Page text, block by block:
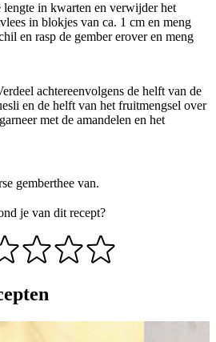
lengte in kwarten en verwijder het
in blokjes van ca. 1 cm en meng
en rasp de gember erover en meng
achtereenvolgens de helft van de
en de helft van het fruitmengsel over
met de amandelen en het
gemberthee van.
je van dit recept?